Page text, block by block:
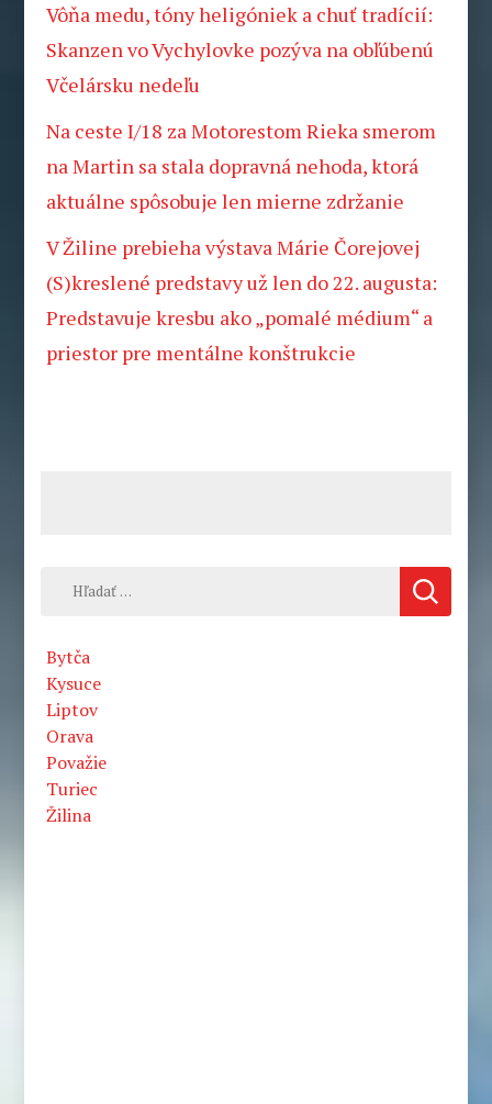
Vôňa medu, tóny heligóniek a chuť tradícií:
Skanzen vo Vychylovke pozýva na obľúbenú
Včelársku nedeľu
Na ceste I/18 za Motorestom Rieka smerom
na Martin sa stala dopravná nehoda, ktorá
aktuálne spôsobuje len mierne zdržanie
V Žiline prebieha výstava Márie Čorejovej
(S)kreslené predstavy už len do 22. augusta:
Predstavuje kresbu ako „pomalé médium“ a
priestor pre mentálne konštrukcie
Hľadať:
Bytča
Kysuce
Liptov
Orava
Považie
Turiec
Žilina